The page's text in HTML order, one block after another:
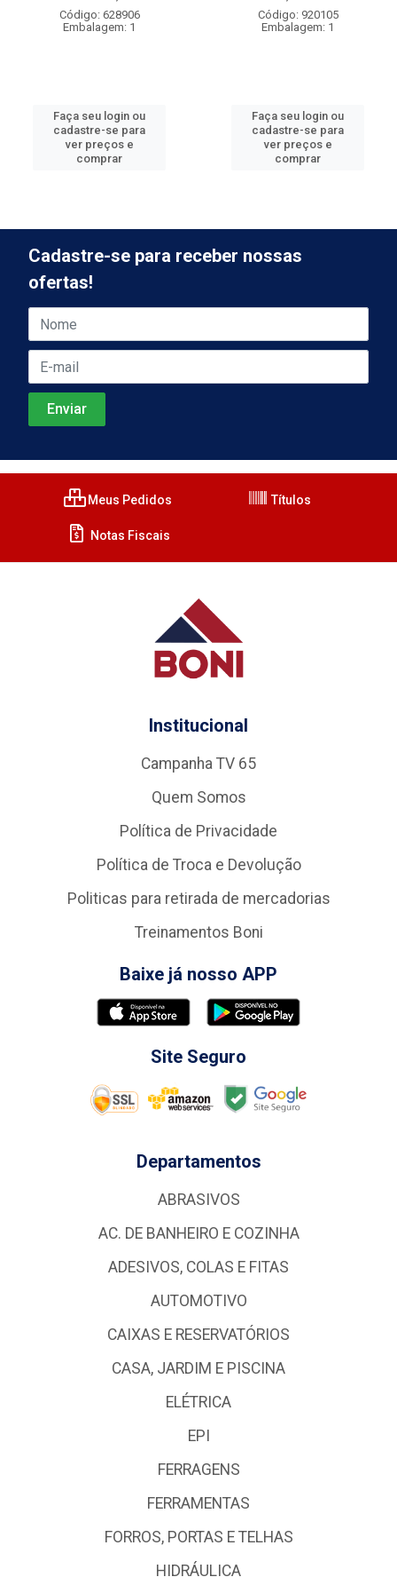
Código: 628906
Embalagem: 1
Faça seu login ou
cadastre-se para
ver preços e
comprar
Código: 920105
Embalagem: 1
Faça seu login ou
cadastre-se para
ver preços e
comprar
Cadastre-se para receber nossas
ofertas!
Meus Pedidos Títulos
Notas Fiscais
Institucional
Campanha TV 65
Quem Somos
Política de Privacidade
Política de Troca e Devolução
Politicas para retirada de mercadorias
Treinamentos Boni
Baixe já nosso APP
Site Seguro
Departamentos
ABRASIVOS
AC. DE BANHEIRO E COZINHA
ADESIVOS, COLAS E FITAS
AUTOMOTIVO
CAIXAS E RESERVATÓRIOS
CASA, JARDIM E PISCINA
ELÉTRICA
EPI
FERRAGENS
FERRAMENTAS
FORROS, PORTAS E TELHAS
HIDRÁULICA